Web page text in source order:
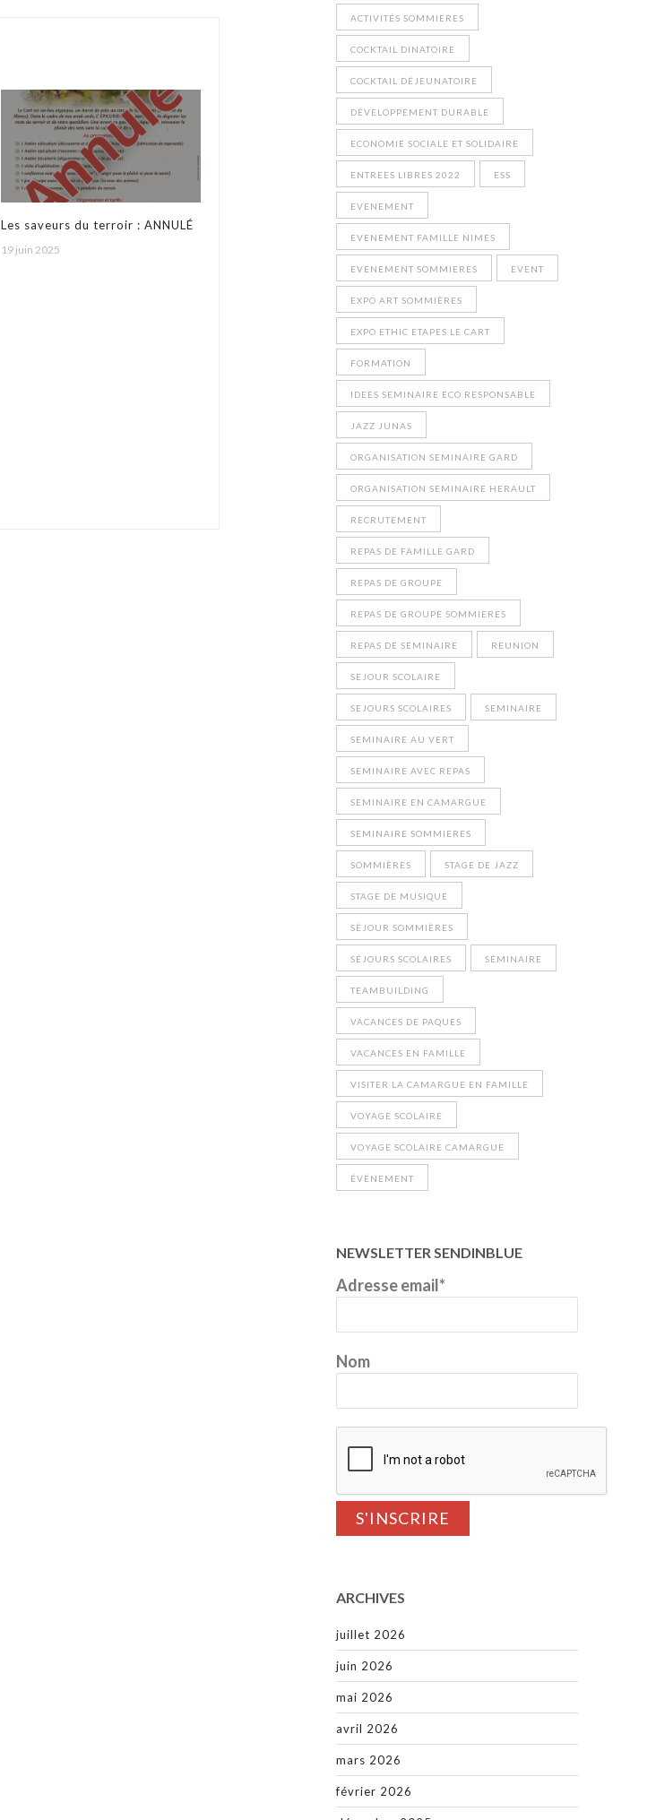
Les saveurs du terroir : ANNULÉ
19 juin 2025
ACTIVITÉS SOMMIERES
COCKTAIL DINATOIRE
COCKTAIL DÉJEUNATOIRE
DÉVELOPPEMENT DURABLE
ECONOMIE SOCIALE ET SOLIDAIRE
ENTREES LIBRES 2022 ESS
EVENEMENT
EVENEMENT FAMILLE NIMES
EVENEMENT SOMMIERES EVENT
EXPO ART SOMMIÈRES
EXPO ETHIC ETAPES LE CART
FORMATION
IDEES SEMINAIRE ECO RESPONSABLE
JAZZ JUNAS
ORGANISATION SEMINAIRE GARD
ORGANISATION SEMINAIRE HERAULT
RECRUTEMENT
REPAS DE FAMILLE GARD
REPAS DE GROUPE
REPAS DE GROUPE SOMMIERES
REPAS DE SEMINAIRE REUNION
SEJOUR SCOLAIRE
SEJOURS SCOLAIRES SEMINAIRE
SEMINAIRE AU VERT
SEMINAIRE AVEC REPAS
SEMINAIRE EN CAMARGUE
SEMINAIRE SOMMIERES
SOMMIÈRES STAGE DE JAZZ
STAGE DE MUSIQUE
SÉJOUR SOMMIÈRES
SÉJOURS SCOLAIRES SÉMINAIRE
TEAMBUILDING
VACANCES DE PAQUES
VACANCES EN FAMILLE
VISITER LA CAMARGUE EN FAMILLE
VOYAGE SCOLAIRE
VOYAGE SCOLAIRE CAMARGUE
ÉVÉNEMENT
NEWSLETTER SENDINBLUE
Adresse email*
Nom
ARCHIVES
juillet 2026
juin 2026
mai 2026
avril 2026
mars 2026
février 2026